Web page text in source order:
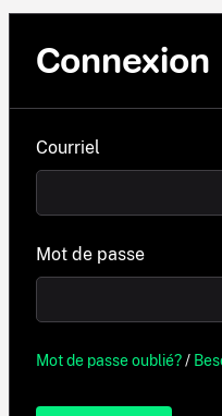
Connexion
Courriel
Mot de passe
Mot de passe oublié?/